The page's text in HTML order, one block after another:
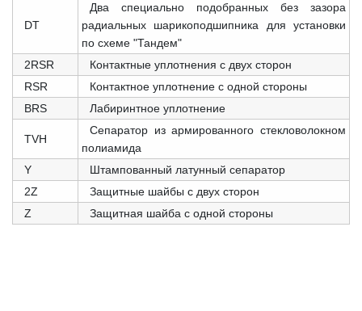
DT
Два специально подобранных без зазора
радиальных шарикоподшипника для установки
по схеме "Тандем"
2RSR
Контактные уплотнения с двух сторон
RSR
Контактное уплотнение с одной стороны
BRS
Лабиринтное уплотнение
TVH
Сепаратор из армированного стекловолокном
полиамида
Y
Штампованный латунный сепаратор
2Z
Защитные шайбы с двух сторон
Z
Защитная шайба с одной стороны